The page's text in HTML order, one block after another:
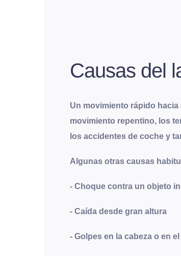
Causas del
Un movimiento rápido
movimiento repentino, los
los accidentes de coche y
Algunas otras causas
- Choque contra un objeto
- Caída desde gran altura
- Golpes en la cabeza o en